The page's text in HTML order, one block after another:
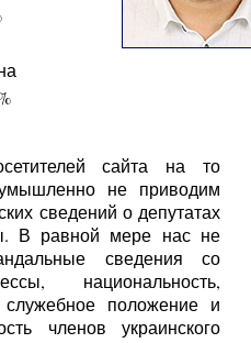
сайта на то
не приводим
сведений о депутатах
В равной мере нас не
сведения со
национальность,
служебное положение и
членов украинского